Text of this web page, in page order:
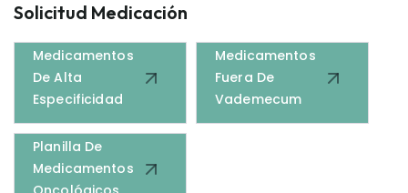
Solicitud Medicación
Medicamentos
De Alta
Especificidad
Medicamentos
Fuera De
Vademecum
Planilla De
Medicamentos